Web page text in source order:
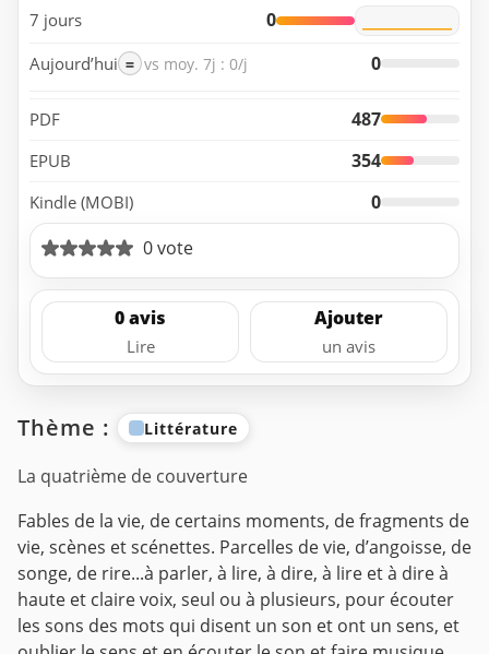
7 jours 0
Aujourd’hui = vs moy. 7j : 0/j 0
PDF 487
EPUB 354
Kindle (MOBI)
0
0 vote
0 avis
Lire
Ajouter
un avis
Thème : Littérature
La quatrième de couverture
Fables de la vie, de certains moments, de fragments de
vie, scènes et scénettes. Parcelles de vie, d’angoisse, de
songe, de rire...à parler, à lire, à dire, à lire et à dire à
haute et claire voix, seul ou à plusieurs, pour écouter
les sons des mots qui disent un son et ont un sens, et